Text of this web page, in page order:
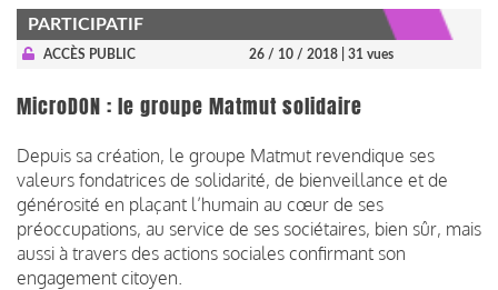
PARTICIPATIF
ACCÈS PUBLIC 26 / 10 / 2018 | 31 vues
MicroDON : le groupe Matmut solidaire
Depuis sa création, le groupe Matmut revendique ses
valeurs fondatrices de solidarité, de bienveillance et de
générosité en plaçant l’humain au cœur de ses
préoccupations, au service de ses sociétaires, bien sûr, mais
aussi à travers des actions sociales confirmant son
engagement citoyen.